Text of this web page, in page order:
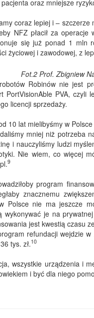
oraz mniejsze
coraz lepiej i –
NFZ płacił za
się już ponad 1 mln
życiowej i zawodowej, z
Fot.2 Prof. Zbigniew
Robinów nie jest
PortVisionAble PVA, czyli
licencji sprzedaży.
10 lat mielibyśmy w
mniej niż potrzeba
i nauczyliśmy ludzi
Nie wiem, co więcej
9
program
znacznemu
Polsce nie ma jeszcze
wykonywać je na
jest kwestią czasu
refundacji wejdzie
tys. zł.10
wszystkie urządzenia i
i być dla niego